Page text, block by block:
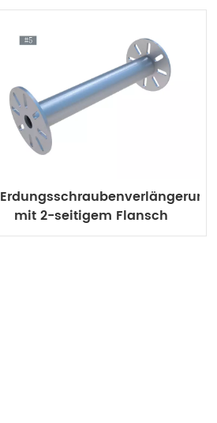
Erdungsschraubenverlängerung
mit 2-seitigem Flansch